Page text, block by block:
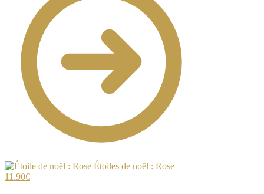
Étoiles de noël : Rose
11.90€